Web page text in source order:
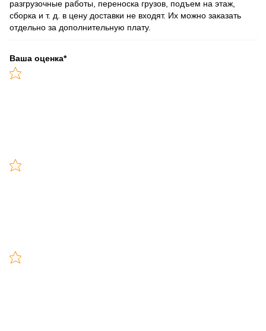
разгрузочные работы, переноска грузов, подъем на этаж,
сборка и т. д. в цену доставки не входят. Их можно заказать
отдельно за дополнительную плату.
Ваша оценка*